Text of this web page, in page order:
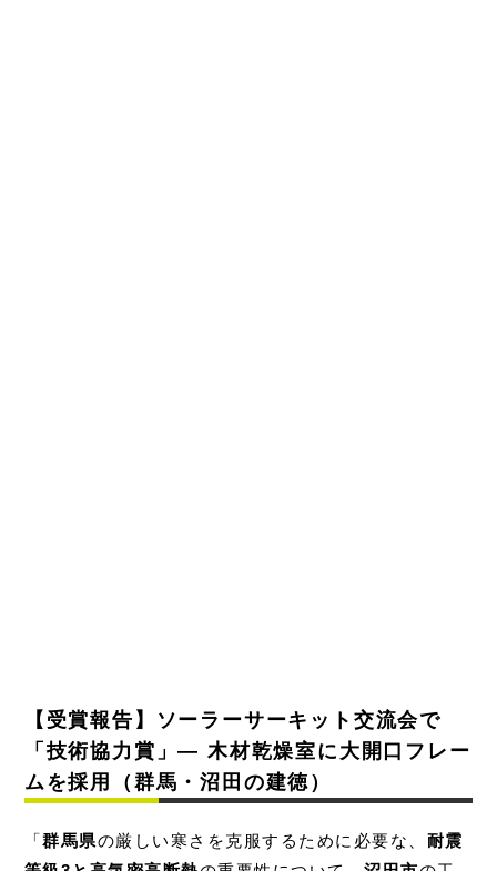
【受賞報告】ソーラーサーキット交流会で
「技術協力賞」— 木材乾燥室に大開口フレー
ムを採用（群馬・沼田の建徳）
「群馬県の厳しい寒さを克服するために必要な、 耐震